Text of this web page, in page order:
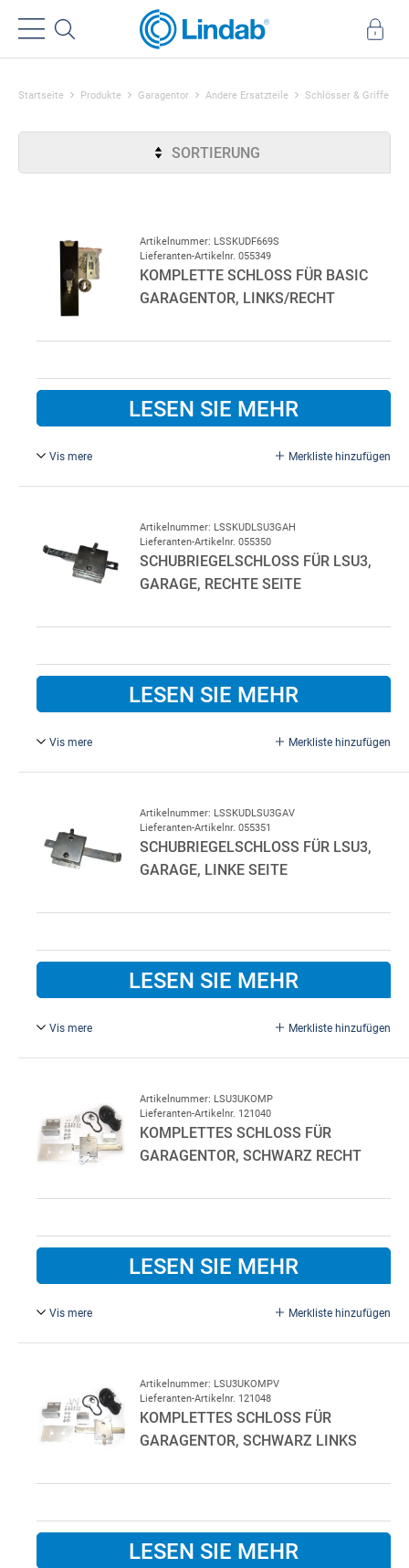
Startseite Produkte Garagentor Andere Ersatzteile Schlösser & Griffe
SORTIERUNG
Artikelnummer: LSSKUDF669S
Lieferanten-Artikelnr. 055349
KOMPLETTE SCHLOSS FÜR BASIC
GARAGENTOR, LINKS/RECHT
LESEN SIE MEHR
Vis mere Merkliste hinzufügen
Artikelnummer: LSSKUDLSU3GAH
Lieferanten-Artikelnr. 055350
SCHUBRIEGELSCHLOSS FÜR LSU3,
GARAGE, RECHTE SEITE
LESEN SIE MEHR
Vis mere Merkliste hinzufügen
Artikelnummer: LSSKUDLSU3GAV
Lieferanten-Artikelnr. 055351
SCHUBRIEGELSCHLOSS FÜR LSU3,
GARAGE, LINKE SEITE
LESEN SIE MEHR
Vis mere Merkliste hinzufügen
Artikelnummer: LSU3UKOMP
Lieferanten-Artikelnr. 121040
KOMPLETTES SCHLOSS FÜR
GARAGENTOR, SCHWARZ RECHT
LESEN SIE MEHR
Vis mere Merkliste hinzufügen
Komplett für LDG rechte Seite, ohne Zylinder. 5 oder 7
Artikelnummer: LSU3UKOMPV
Lieferanten-Artikelnr. 121048
KOMPLETTES SCHLOSS FÜR
GARAGENTOR, SCHWARZ LINKS
LESEN SIE MEHR